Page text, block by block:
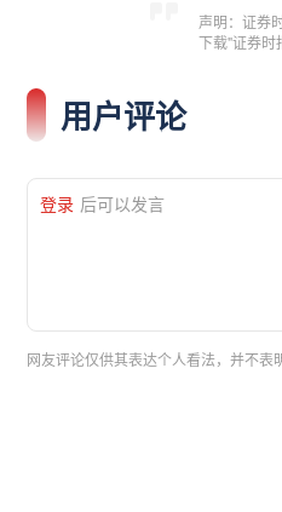
声明：证券
下载"证券时
用户评论
登录 后可以发言
网友评论仅供其表达个人看法，并不表